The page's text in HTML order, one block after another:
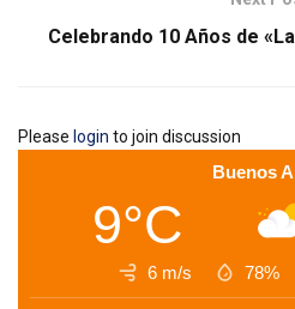
Celebrando 10 Años de
Please login to join discussion
Buenos
9°C
6 m/s 78%